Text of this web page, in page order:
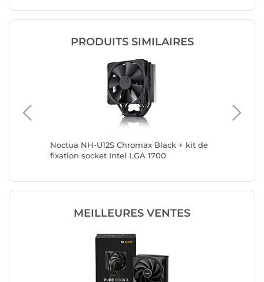
PRODUITS SIMILAIRES
Noctua NH-U12S Chromax Black + kit de
fixation socket Intel LGA 1700
MEILLEURES VENTES